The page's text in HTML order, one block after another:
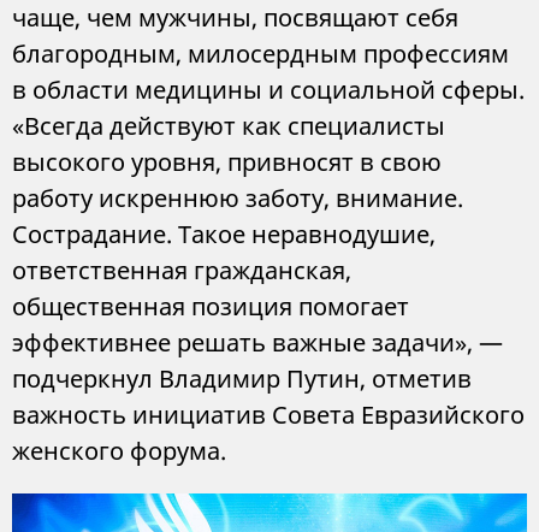
чаще, чем мужчины, посвящают себя
благородным, милосердным профессиям
в области медицины и социальной сферы.
«Всегда действуют как специалисты
высокого уровня, привносят в свою
работу искреннюю заботу, внимание.
Сострадание. Такое неравнодушие,
ответственная гражданская,
общественная позиция помогает
эффективнее решать важные задачи», —
подчеркнул Владимир Путин, отметив
важность инициатив Совета Евразийского
женского форума.